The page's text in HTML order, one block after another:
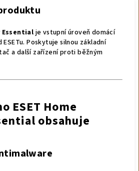
Essentialje vstupní úroveň domácí
Poskytuje silnou základní
a další zařízení proti běžným
ESET Home
obsahuje